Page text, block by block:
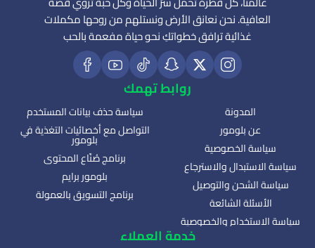
العافية. نحن نعانق الأرض ونستلهم من روحها مكملات
غذائية ترافق خطواتكِ نحو حياة مفعمة بالحب
روابط تهمك
المدونة
عن بلومور
سياسة الخصوصية
سياسة الاستبدال والاسترجاع
سياسة الشحن والتوصيل
الأسئلة الشائعة
سياسة الاستخدام والخصوصية
سياسة حذف بيانات المستخدم
التواصل مع أخصائيات التغذية في
بلومور
برنامج صُنّاع المحتوى
بلومور برايم
برنامج التسويق بالعمولة
خدمة العملاء